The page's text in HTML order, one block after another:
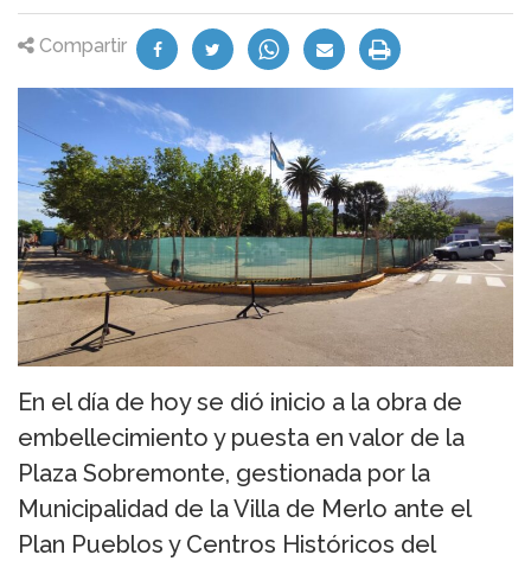
Compartir
En el día de hoy se dió inicio a la obra de
embellecimiento y puesta en valor de la
Plaza Sobremonte, gestionada por la
Municipalidad de la Villa de Merlo ante el
Plan Pueblos y Centros Históricos del